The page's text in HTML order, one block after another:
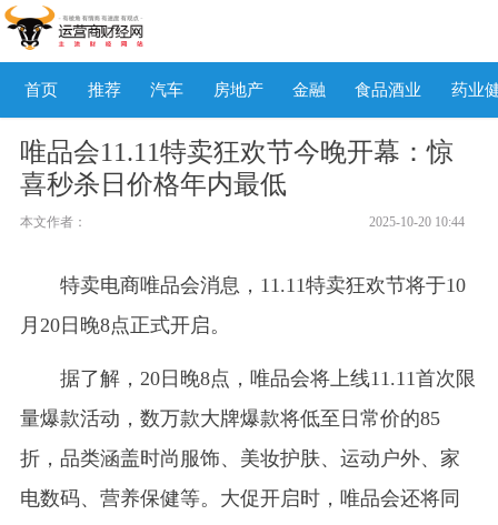
首页 推荐 汽车 房地产 金融 食品酒业 药业
唯品会11.11特卖狂欢节今晚开幕：惊
喜秒杀日价格年内最低
本文作者： 2025-10-20 10:44
特卖电商唯品会消息，11.11特卖狂欢节将于10
月20日晚8点正式开启。
据了解，20日晚8点，唯品会将上线11.11首次限
量爆款活动，数万款大牌爆款将低至日常价的85
折，品类涵盖时尚服饰、美妆护肤、运动户外、家
电数码、营养保健等。大促开启时，唯品会还将同